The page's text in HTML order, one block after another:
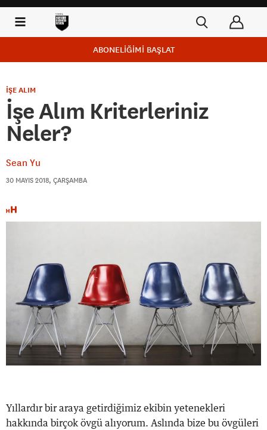
ABONELİĞİMİ BAŞLAT
İŞE ALIM
İşe Alım Kriterleriniz
Neler?
Sean Yu
30 MAYIS 2018, ÇARŞAMBA
Yıllardır bir araya getirdiğimiz ekibin yetenekleri
hakkında birçok övgü alıyorum. Aslında bize bu övgüleri